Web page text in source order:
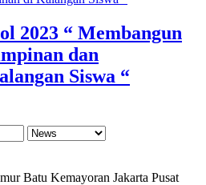
2023 “ Membangun
dan
Siswa “
Batu Kemayoran Jakarta Pusat